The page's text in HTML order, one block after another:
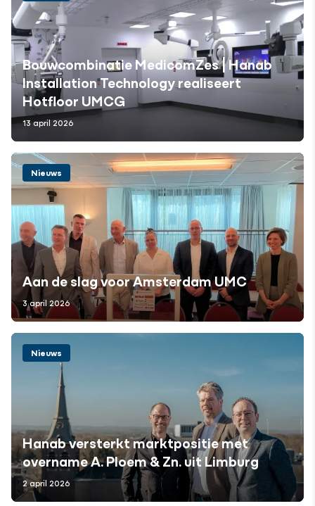
Bouwcombinatie MedicomZes | Hanab
Installation Technology realiseert
Hotfloor UMCG
13 april 2026
Aan de slag voor Amsterdam UMC
Nieuws
3 april 2026
Hanab versterkt marktpositie met
overname A. Ploem & Zn. uit Limburg
Nieuws
2 april 2026